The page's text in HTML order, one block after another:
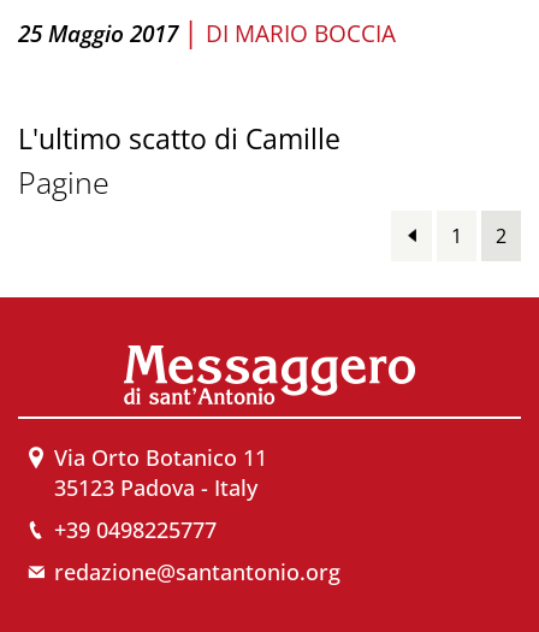
25 Maggio 2017 | DI MARIO BOCCIA
L'ultimo scatto di Camille
Pagine
1 2
Via Orto Botanico 11
35123 Padova - Italy
+39 0498225777
redazione@santantonio.org